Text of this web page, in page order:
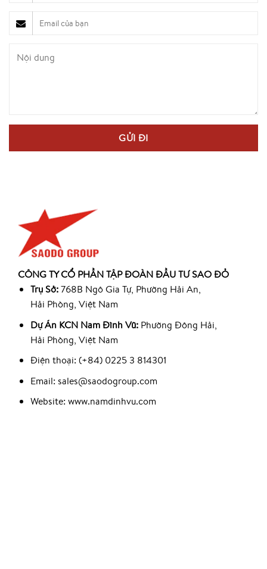
CÔNG TY CỔ PHẦN TẬP ĐOÀN ĐẦU TƯ SAO ĐỎ
Trụ Sở:768B Ngô Gia Tự, Phường Hải An,
Hải Phòng, Việt Nam
Dự Án KCN Nam Đình Vũ:Phường Đông Hải,
Hải Phòng, Việt Nam
Điện thoại: (+84) 0225 3 814301
Email: sales@saodogroup.com
Website: www.namdinhvu.com